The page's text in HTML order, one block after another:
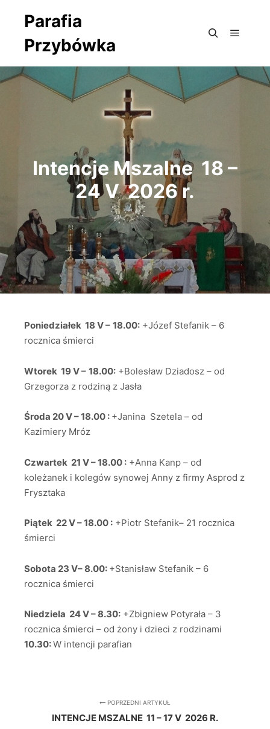
Parafia
Przybówka
Intencje Mszalne 18 –
24 V 2026 r.
Poniedziałek 18 V – 18.00: +Józef Stefanik – 6
rocznica śmierci
Wtorek 19 V – 18.00: +Bolesław Dziadosz – od
Grzegorza z rodziną z Jasła
Środa 20 V – 18.00 : +Janina Szetela – od
Kazimiery Mróz
Czwartek 21 V – 18.00 : +Anna Kanp – od
koleżanek i kolegów synowej Anny z firmy Asprod z
Frysztaka
Piątek 22 V – 18.00 : +Piotr Stefanik– 21 rocznica
śmierci
Sobota 23 V– 8.00: +Stanisław Stefanik – 6
rocznica śmierci
Niedziela 24 V – 8.30: +Zbigniew Potyrała – 3
rocznica śmierci – od żony i dzieci z rodzinami
10.30:W intencji parafian
POPRZEDNI ARTYKUŁ
INTENCJE MSZALNE 11 – 17 V 2026 R.